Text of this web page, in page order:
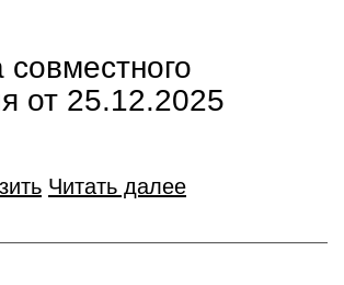
совместного
от 25.12.2025
Читать далее